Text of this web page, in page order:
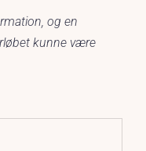
og en
kunne være